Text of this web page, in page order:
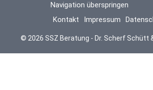
© 2026 SSZ Beratung - Dr. Scherf Schütt
Navigation überspringen
Kontakt
Impressum